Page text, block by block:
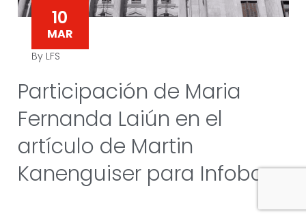
10
MAR
By LFS
Participación de Maria
Fernanda Laiún en el
artículo de Martin
Kanenguiser para Infobae.